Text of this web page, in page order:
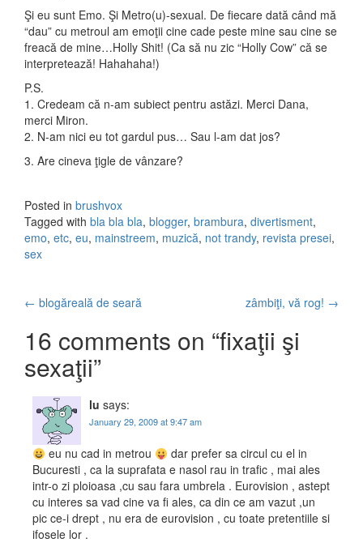
Şi eu sunt Emo. Şi Metro(u)-sexual. De fiecare dată când mă
“dau” cu metroul am emoţii cine cade peste mine sau cine se
freacă de mine…Holly Shit! (Ca să nu zic “Holly Cow” că se
interpretează! Hahahaha!)
P.S.
1. Credeam că n-am subiect pentru astăzi. Merci Dana,
merci Miron.
2. N-am nici eu tot gardul pus… Sau l-am dat jos?
3. Are cineva ţigle de vânzare?
Posted in brushvox
Tagged with bla bla bla, blogger, brambura, divertisment,
emo, etc, eu, mainstreem, muzică, not trandy, revista presei,
sex
Post navigation
← blogăreală de seară zâmbiţi, vă rog! →
16 comments on “fixaţii şi
sexaţii”
lu says:
January 29, 2009 at 9:47 am
eu nu cad in metrou
dar prefer sa circul cu el in
Bucuresti , ca la suprafata e nasol rau in trafic , mai ales
intr-o zi ploioasa ,cu sau fara umbrela . Eurovision , astept
cu interes sa vad cine va fi ales, ca din ce am vazut ,un
pic ce-i drept , nu era de eurovision , cu toate pretentiile si
ifosele lor .